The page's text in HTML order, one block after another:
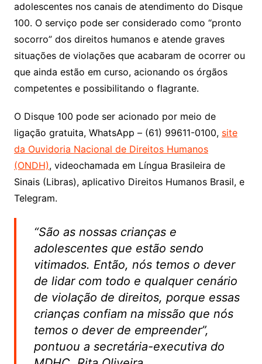
adolescentes nos canais de atendimento do Disque
100. O serviço pode ser considerado como “pronto
socorro” dos direitos humanos e atende graves
situações de violações que acabaram de ocorrer ou
que ainda estão em curso, acionando os órgãos
competentes e possibilitando o flagrante.
O Disque 100 pode ser acionado por meio de
ligação gratuita, WhatsApp – (61) 99611-0100, site
da Ouvidoria Nacional de Direitos Humanos
(ONDH), videochamada em Língua Brasileira de
Sinais (Libras), aplicativo Direitos Humanos Brasil, e
Telegram.
“São as nossas crianças e
adolescentes que estão sendo
vitimados. Então, nós temos o dever
de lidar com todo e qualquer cenário
de violação de direitos, porque essas
crianças confiam na missão que nós
temos o dever de empreender”,
pontuou a secretária-executiva do